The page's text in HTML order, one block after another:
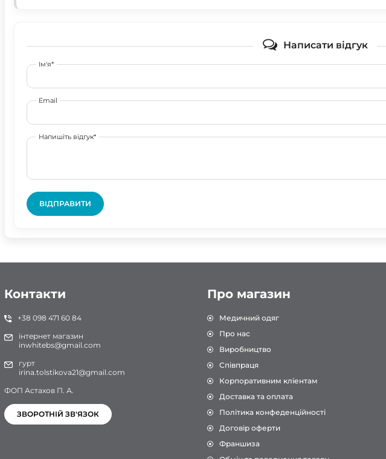
Написати відгук
Ім'я*
Email
Напишіть відгук*
ВІДПРАВИТИ
Контакти
+38 098 471 60 84
інтернет магазин
inwhitebs@gmail.com
гурт
irina.tolstikova21@gmail.com
ФОП Астахов П. А.
ЗВОРОТНІЙ ЗВ'ЯЗОК
Про магазин
Медичний одяг
Про нас
Виробництво
Співпраця
Корпоративним кліентам
Доставка та оплата
Політика конфеденційності
Договір оферти
Франшиза